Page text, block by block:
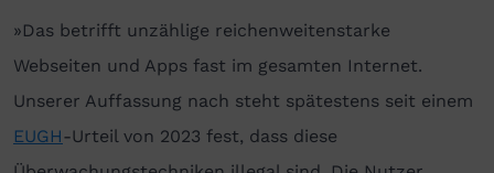
»Das betrifft unzählige reichenweitenstarke
Webseiten und Apps fast im gesamten Internet.
Unserer Auffassung nach steht spätestens seit einem
EUGH-Urteil von 2023 fest, dass diese